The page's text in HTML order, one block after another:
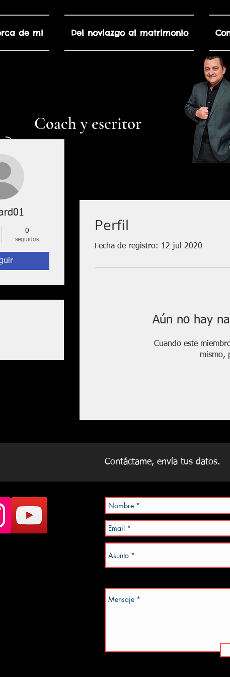
de mi Del noviazgo al matrimonio
Coach y escritor
Perfil
Fecha de registro: 12 jul 2020
Aún no hay
Cuando este
mismo,
0
seguidos
Contáctame, envía tus datos.